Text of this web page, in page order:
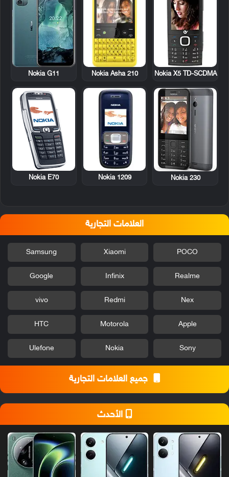
Nokia X5 TD-SCDMA
Nokia Asha 210
Nokia G11
Nokia 230
Nokia 1209
Nokia E70
العلامات التجارية
POCO
Xiaomi
Samsung
Realme
Infinix
Google
Nex
Redmi
vivo
Apple
Motorola
HTC
Sony
Nokia
Ulefone
جميع العلامات التجارية
الأحدث